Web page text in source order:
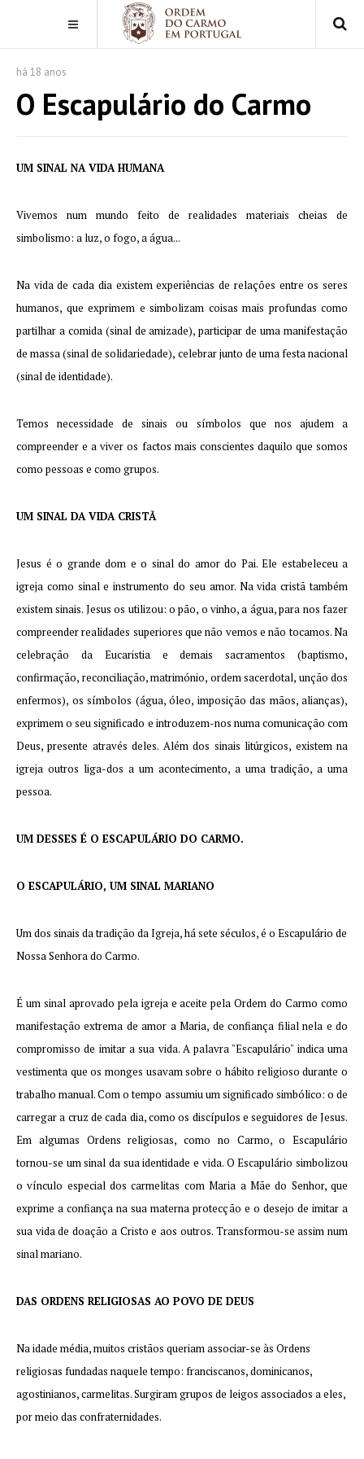
há 18 anos
O Escapulário do Carmo
UM SINAL NA VIDA HUMANA
Vivemos num mundo feito de realidades materiais cheias de
simbolismo: a luz, o fogo, a água...
Na vida de cada dia existem experiências de relações entre os seres
humanos, que exprimem e simbolizam coisas mais profundas como
partilhar a comida (sinal de amizade), participar de uma manifestação
de massa (sinal de solidariedade), celebrar junto de uma festa nacional
(sinal de identidade).
Temos necessidade de sinais ou símbolos que nos ajudem a
compreender e a viver os factos mais conscientes daquilo que somos
como pessoas e como grupos.
UM SINAL DA VIDA CRISTÃ
Jesus é o grande dom e o sinal do amor do Pai. Ele estabeleceu a
igreja como sinal e instrumento do seu amor. Na vida cristã também
existem sinais. Jesus os utilizou: o pão, o vinho, a água, para nos fazer
compreender realidades superiores que não vemos e não tocamos. Na
celebração da Eucaristia e demais sacramentos (baptismo,
confirmação, reconciliação, matrimónio, ordem sacerdotal, unção dos
enfermos), os símbolos (água, óleo, imposição das mãos, alianças),
exprimem o seu significado e introduzem-nos numa comunicação com
Deus, presente através deles. Além dos sinais litúrgicos, existem na
igreja outros liga-dos a um acontecimento, a uma tradição, a uma
pessoa.
UM DESSES É O ESCAPULÁRIO DO CARMO.
O ESCAPULÁRIO, UM SINAL MARIANO
Um dos sinais da tradição da Igreja, há sete séculos, é o Escapulário de
Nossa Senhora do Carmo.
É um sinal aprovado pela igreja e aceite pela Ordem do Carmo como
manifestação extrema de amor a Maria, de confiança filial nela e do
compromisso de imitar a sua vida. A palavra "Escapulário" indica uma
vestimenta que os monges usavam sobre o hábito religioso durante o
trabalho manual. Com o tempo assumiu um significado simbólico: o de
carregar a cruz de cada dia, como os discípulos e seguidores de Jesus.
Em algumas Ordens religiosas, como no Carmo, o Escapulário
tornou-se um sinal da sua identidade e vida. O Escapulário simbolizou
o vínculo especial dos carmelitas com Maria a Mãe do Senhor, que
exprime a confiança na sua materna protecção e o desejo de imitar a
sua vida de doação a Cristo e aos outros. Transformou-se assim num
sinal mariano.
DAS ORDENS RELIGIOSAS AO POVO DE DEUS
Na idade média, muitos cristãos queriam associar-se às Ordens
religiosas fundadas naquele tempo: franciscanos, dominicanos,
agostinianos, carmelitas. Surgiram grupos de leigos associados a eles,
por meio das confraternidades.